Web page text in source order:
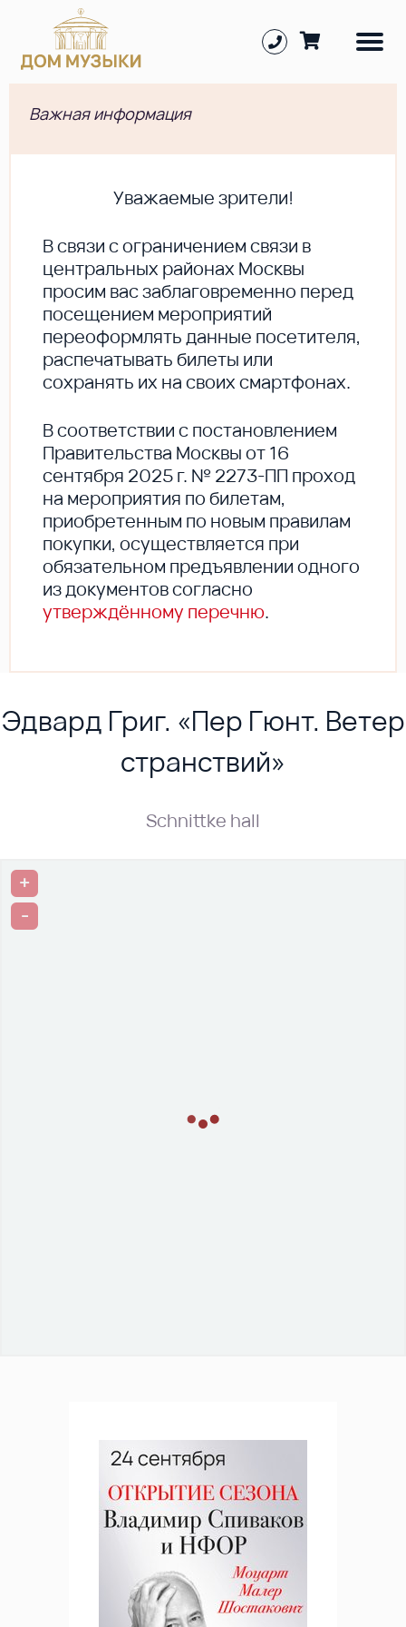
Важная информация
Уважаемые зрители!
В cвязи с ограничением связи в
центральных районах Москвы
просим вас заблаговременно перед
посещением мероприятий
переоформлять данные посетителя,
распечатывать билеты или
сохранять их на своих смартфонах.
В соответствии с постановлением
Правительства Москвы от 16
сентября 2025 г. № 2273-ПП проход
на мероприятия по билетам,
приобретенным по новым правилам
покупки, осуществляется при
обязательном предъявлении одного
из документов согласно
утверждённому перечню.
Эдвард Григ. «Пер Гюнт. Ветер
странствий»
Schnittke hall
+
-